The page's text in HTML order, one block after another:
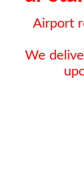
Airport
We